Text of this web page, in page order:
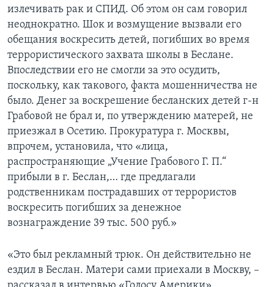
излечивать рак и СПИД. Об этом он сам говорил
неоднократно. Шок и возмущение вызвали его
обещания воскресить детей, погибших во время
террористического захвата школы в Беслане.
Впоследствии его не смогли за это осудить,
поскольку, как такового, факта мошенничества не
было. Денег за воскрешение бесланских детей г-н
Грабовой не брал и, по утверждению матерей, не
приезжал в Осетию. Прокуратура г. Москвы,
впрочем, установила, что «лица,
распространяющие „Учение Грабового Г. П.“
прибыли в г. Беслан,… где предлагали
родственникам пострадавших от террористов
воскресить погибших за денежное
вознаграждение 39 тыс. 500 руб.»
«Это был рекламный трюк. Он действительно не
ездил в Беслан. Матери сами приехали в Москву, –